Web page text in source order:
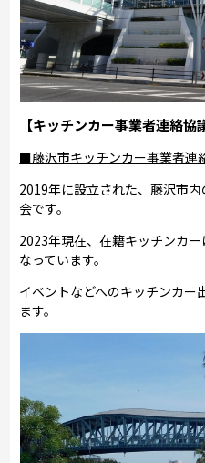
【キッチンカー事業者連絡協
■藤沢市キッチンカー事業者連
2019年に設立された、藤沢市
会です。
2023年現在、在籍キッチンカ
なっています。
イベントなどへのキッチンカー
ます。